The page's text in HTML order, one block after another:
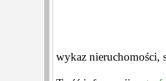
wykaz nieruchomości,